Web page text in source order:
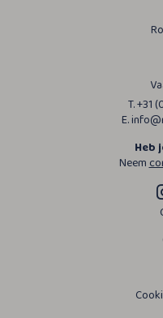
T. +31
E.
Heb
Neem